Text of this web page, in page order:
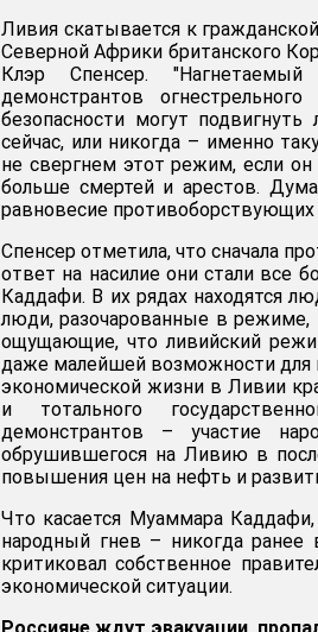
Ливия скатывается к
Северной Африки британского
Клэр Спенсер.
демонстрантов
безопасности могут
сейчас, или никогда – именно
не свергнем этот режим, если
больше смертей и арестов.
равновесие противоборствующих
Спенсер отметила, что сначала
ответ на насилие они стали все
Каддафи. В их рядах находятся
люди, разочарованные в
ощущающие, что ливийский
даже малейшей возможности для
экономической жизни в Ливии
и тотального
демонстрантов – участие
обрушившегося на Ливию в
повышения цен на нефть и
Что касается Муаммара
народный гнев – никогда
критиковал собственное
экономической ситуации.